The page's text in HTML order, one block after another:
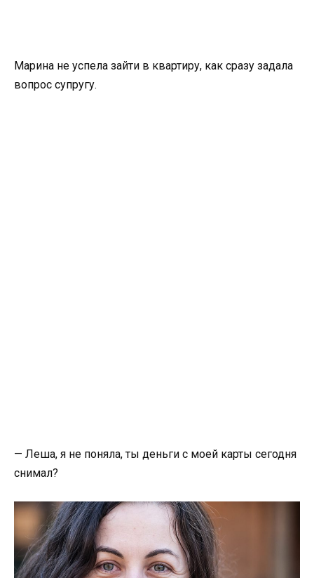
Марина не успела зайти в квартиру, как сразу задала
вопрос супругу.
— Леша, я не поняла, ты деньги с моей карты сегодня
снимал?